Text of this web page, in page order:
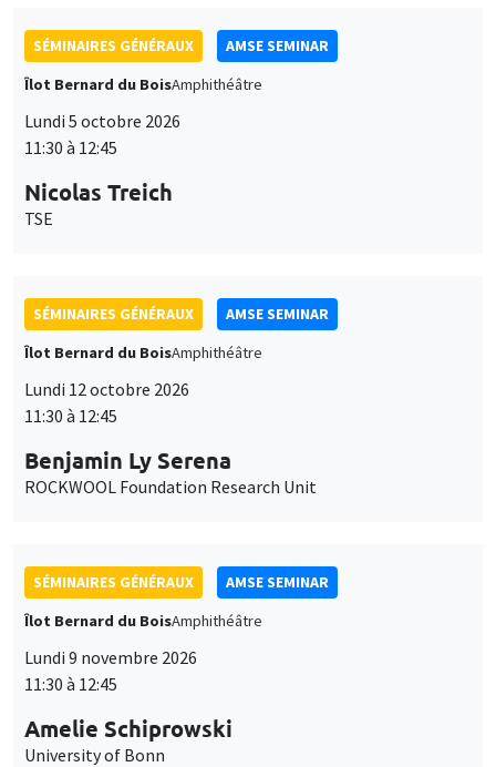
SÉMINAIRES GÉNÉRAUX
AMSE SEMINAR
Îlot Bernard du BoisAmphithéâtre
Lundi 5 octobre 2026
11:30 à 12:45
Nicolas Treich
TSE
SÉMINAIRES GÉNÉRAUX
AMSE SEMINAR
Îlot Bernard du BoisAmphithéâtre
Lundi 12 octobre 2026
11:30 à 12:45
Benjamin Ly Serena
ROCKWOOL Foundation Research Unit
SÉMINAIRES GÉNÉRAUX
AMSE SEMINAR
Îlot Bernard du BoisAmphithéâtre
Lundi 9 novembre 2026
11:30 à 12:45
Amelie Schiprowski
University of Bonn